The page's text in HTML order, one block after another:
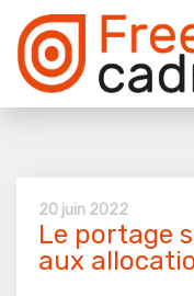
20 juin 2022
Le portage
aux